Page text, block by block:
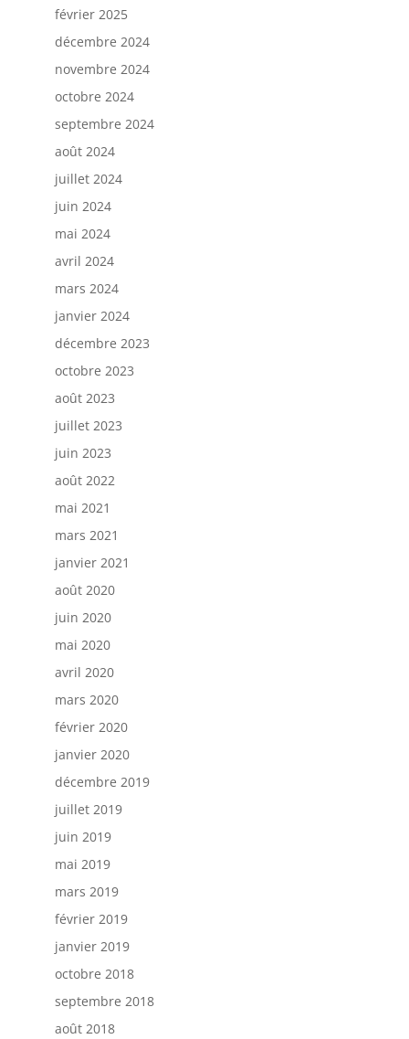
février 2025
décembre 2024
novembre 2024
octobre 2024
septembre 2024
août 2024
juillet 2024
juin 2024
mai 2024
avril 2024
mars 2024
janvier 2024
décembre 2023
octobre 2023
août 2023
juillet 2023
juin 2023
août 2022
mai 2021
mars 2021
janvier 2021
août 2020
juin 2020
mai 2020
avril 2020
mars 2020
février 2020
janvier 2020
décembre 2019
juillet 2019
juin 2019
mai 2019
mars 2019
février 2019
janvier 2019
octobre 2018
septembre 2018
août 2018